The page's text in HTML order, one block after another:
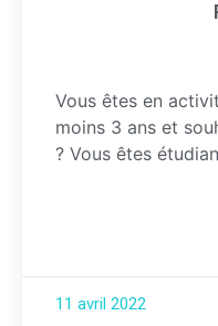
Vous êtes en
moins 3 ans et
? Vous êtes
11 avril 2022